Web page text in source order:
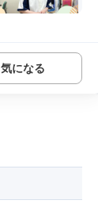
気になる